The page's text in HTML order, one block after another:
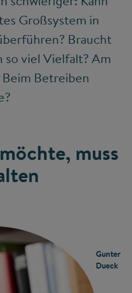
Großsystem in
Braucht
so viel Vielfalt? Am
Betreiben
muss
Gunter
Dueck